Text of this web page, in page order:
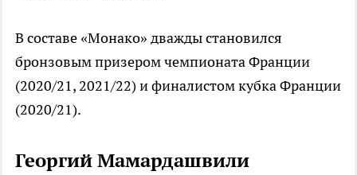
В составе «Монако» дважды становился
бронзовым призером чемпионата Франции
(2020/21, 2021/22) и финалистом кубка Франции
(2020/21).
Георгий Мамардашвили